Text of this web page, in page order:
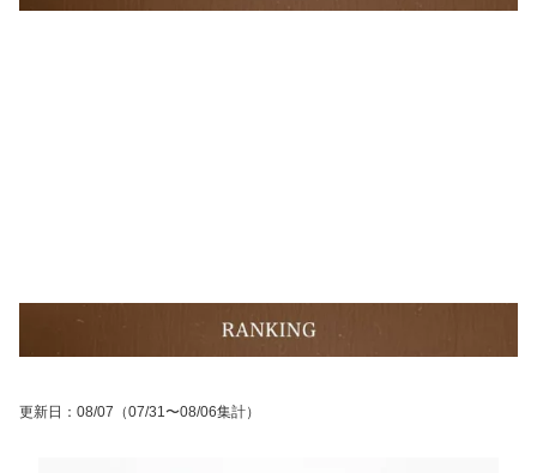
更新日 ： 08/07 （07/31〜08/06集計）